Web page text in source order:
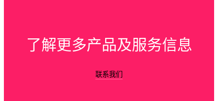
了解更多产品及服务信息
联系我们